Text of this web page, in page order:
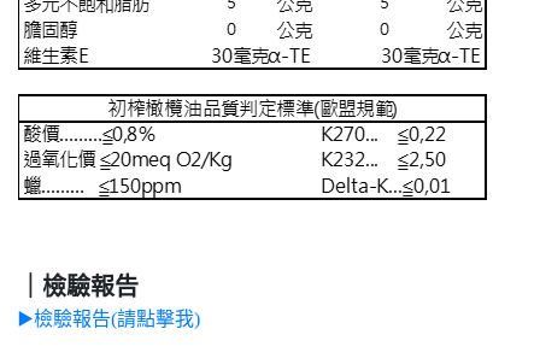
｜檢驗報告
▶️檢驗報告(請點擊我)